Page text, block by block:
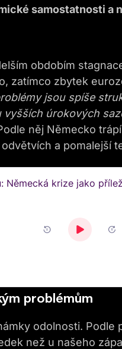
samostatnosti a
obdobím
zatímco zbytek
jsou spíše
úrokových
něj Německo
a pomalejší
problémům
odolnosti.
než u našeho